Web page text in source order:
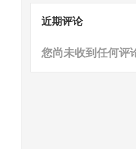
近期评论
您尚未收到任何评